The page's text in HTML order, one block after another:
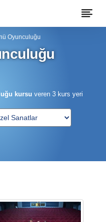
Oyunculuğu
kursu veren 3 kurs yeri